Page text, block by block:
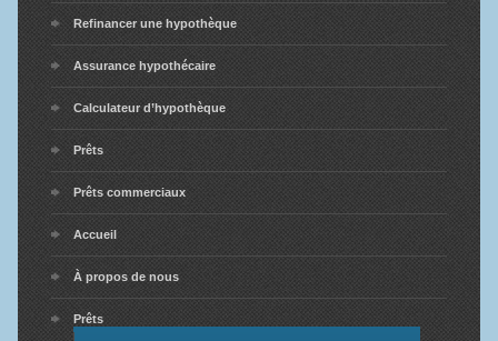
Refinancer une hypothèque
Assurance hypothécaire
Calculateur d’hypothèque
Prêts
Prêts commerciaux
Accueil
À propos de nous
Prêts